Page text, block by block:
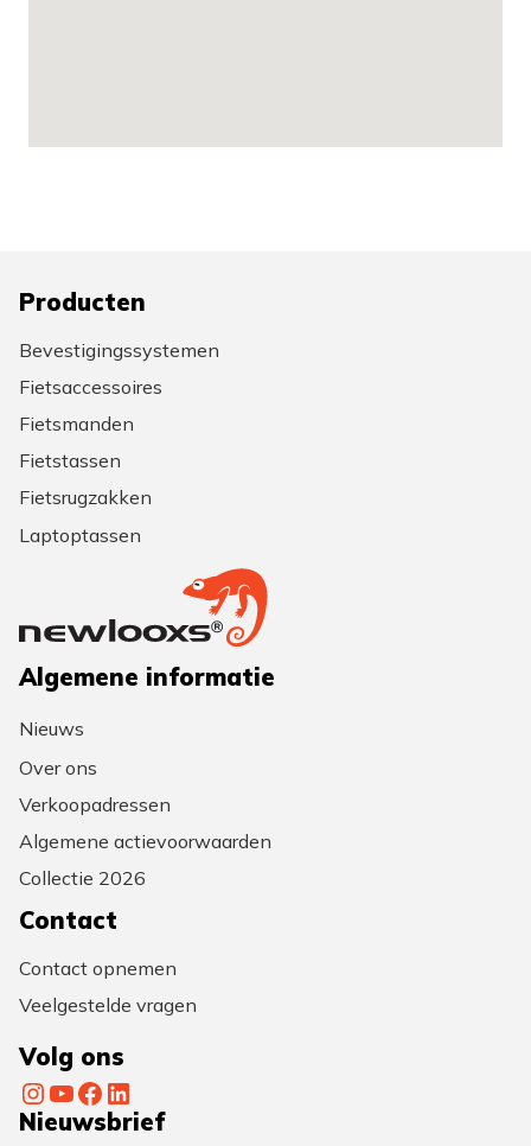
Producten
Bevestigingssystemen
Fietsaccessoires
Fietsmanden
Fietstassen
Fietsrugzakken
Laptoptassen
Algemene informatie
Nieuws
Over ons
Verkoopadressen
Algemene actievoorwaarden
Collectie 2026
Contact
Contact opnemen
Veelgestelde vragen
Volg ons
InstagramYouTube Facebook LinkedIn
Nieuwsbrief